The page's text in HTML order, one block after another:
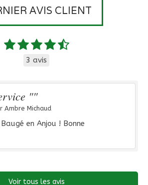
AVIS CLIENT
3 avis
""
Ambre Michaud
en Anjou ! Bonne
Voir tous les avis